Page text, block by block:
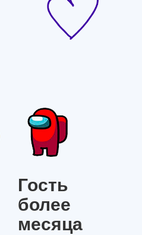
Гость
более
месяца